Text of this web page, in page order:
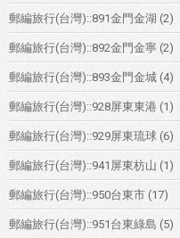
郵編旅行(台灣)::891金門金湖 (2)
郵編旅行(台灣)::892金門金寧 (2)
郵編旅行(台灣)::893金門金城 (4)
郵編旅行(台灣)::928屏東東港 (1)
郵編旅行(台灣)::929屏東琉球 (6)
郵編旅行(台灣)::941屏東枋山 (1)
郵編旅行(台灣)::950台東市 (17)
郵編旅行(台灣)::951台東綠島 (5)